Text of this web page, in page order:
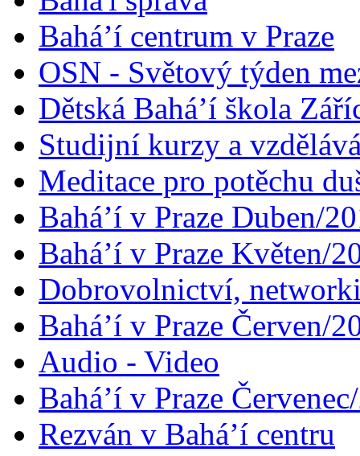
Bahá’í centrum v Praze
OSN - Světový týden
Dětská Bahá’í škola
Studijní kurzy a
Meditace pro potěchu
Bahá’í v Praze Duben/
Bahá’í v Praze Květen/
Dobrovolnictví,
Bahá’í v Praze Červen/
Audio - Video
Bahá’í v Praze
Rezván v Bahá’í centru